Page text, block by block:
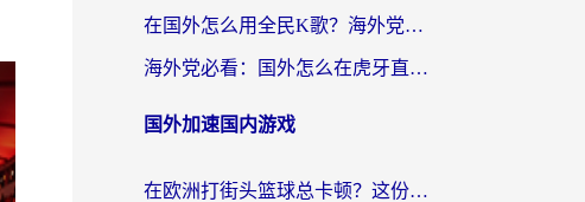
在国外怎么用全民K歌？海外党亲测不卡顿的回国加速秘籍
海外党必看：国外怎么在虎牙直播不卡顿？附腾讯视频网易云音乐解决方案
国外加速国内游戏
在欧洲打街头篮球总卡顿？这份加速器选择指南帮你解决延迟难题